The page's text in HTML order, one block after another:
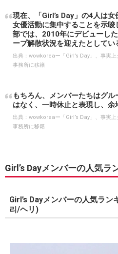
現在、「Girl’s Day」の4人は
女優活動に集中することを示
部では、2010年にデビューし
ープ解散状況を迎えたとしてい
出典： wowkoreaー「Girl’s Day」、事実
事務所に移籍
もちろん、メンバーたちはグ
はなく、一時休止と表現し、余
出典： wowkoreaー「Girl’s Day」、事実
事務所に移籍
Girl’s Dayメンバーの人気ラ
Girl’s Dayメンバーの人気ラン
리/ヘリ)